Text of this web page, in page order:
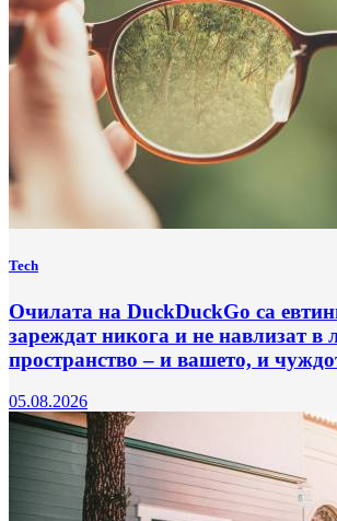
Tech
Очилата на DuckDuckGo са
зареждат никога и не навлизат в
пространство – и вашето, и
05.08.2026